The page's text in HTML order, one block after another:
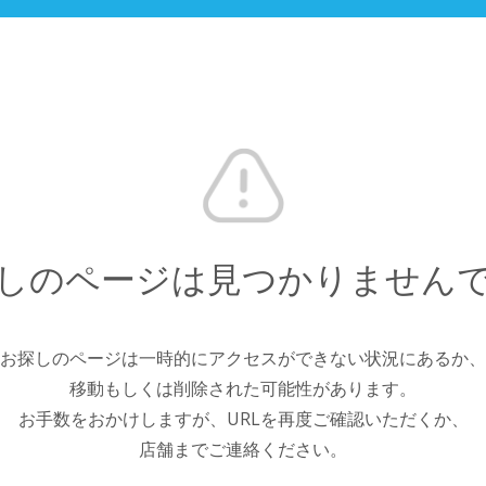
のページは見つかりません
お探しのページは一時的にアクセスができない状況にあるか、
移動もしくは削除された可能性があります。
お手数をおかけしますが、URLを再度ご確認いただくか、
店舗までご連絡ください。